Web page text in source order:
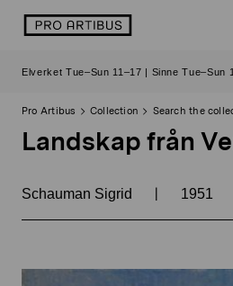
logo
Elverket Tue–Sun 11–17 | Sinne Tue–Sun
Pro Artibus Collection Search the
Landskap från
Schauman Sigrid | 1951